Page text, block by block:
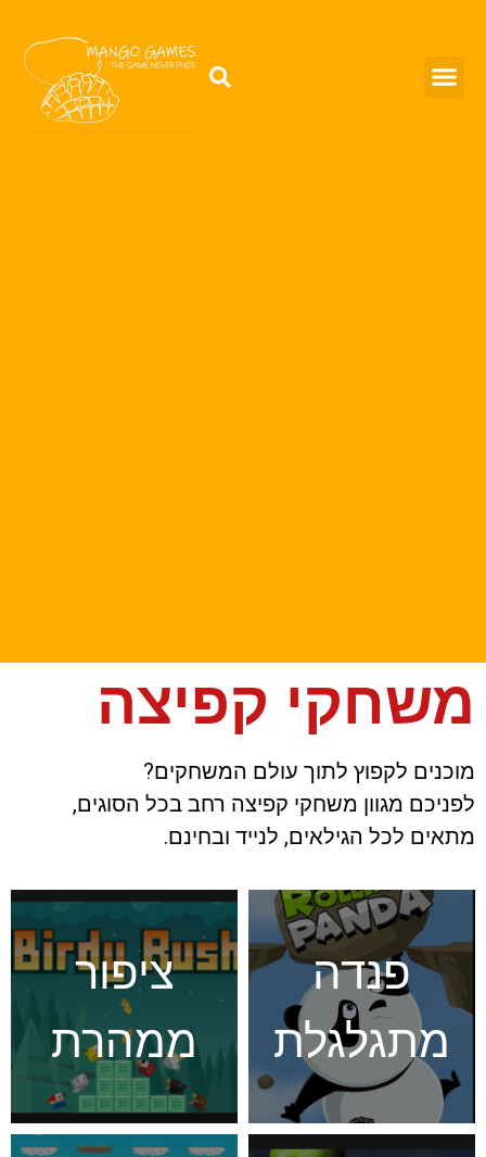
משחקי קפיצה
מוכנים לקפוץ לתוך עולם המשחקים?
לפניכם מגוון משחקי קפיצה רחב בכל הסוגים,
מתאים לכל הגילאים, לנייד ובחינם.
פנדה
מתגלגלת
ציפור
ממהרת